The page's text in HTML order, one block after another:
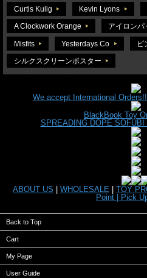
Curtis Kulig Kevin Lyons
A Clockwork Orange アイロンパ
Misfits Yesterdays Co ピ
シルクスクリーンポスター
We accept International
BlackBook Toy
SPREADING DOPE
ABOUT US WHOLESALE TOY
Point |
Pick
Back to Top
Cart
My Page
User Guide